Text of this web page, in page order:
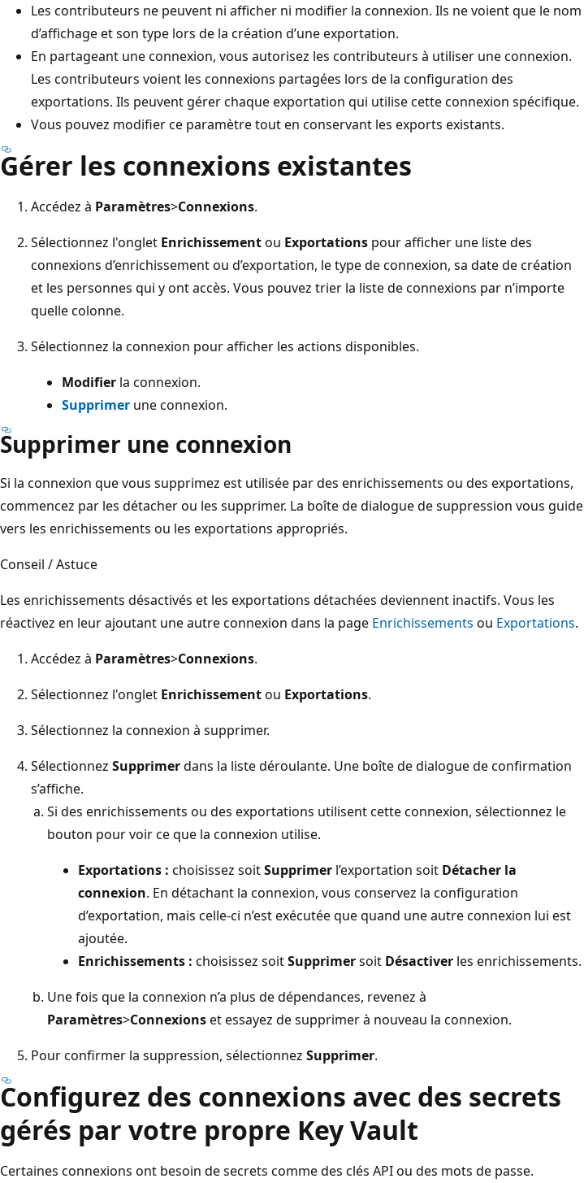
Les contributeurs ne peuvent ni afficher ni modifier la connexion. Ils ne voient que le nom
d’affichage et son type lors de la création d’une exportation.
En partageant une connexion, vous autorisez les contributeurs à utiliser une connexion.
Les contributeurs voient les connexions partagées lors de la configuration des
exportations. Ils peuvent gérer chaque exportation qui utilise cette connexion spécifique.
Vous pouvez modifier ce paramètre tout en conservant les exports existants.
Gérer les connexions existantes
Accédez à Paramètres>Connexions.
Sélectionnez l'onglet Enrichissementou Exportations pour afficher une liste des
connexions d’enrichissement ou d’exportation, le type de connexion, sa date de création
et les personnes qui y ont accès. Vous pouvez trier la liste de connexions par n’importe
quelle colonne.
Sélectionnez la connexion pour afficher les actions disponibles.
Modifier la connexion.
Supprimer une connexion.
Supprimer une connexion
Si la connexion que vous supprimez est utilisée par des enrichissements ou des exportations,
commencez par les détacher ou les supprimer. La boîte de dialogue de suppression vous guide
vers les enrichissements ou les exportations appropriés.
Conseil / Astuce
Les enrichissements désactivés et les exportations détachées deviennent inactifs. Vous les
réactivez en leur ajoutant une autre connexion dans la page Enrichissements ou Exportations.
Accédez à Paramètres>Connexions.
Sélectionnez l'onglet Enrichissementou Exportations.
Sélectionnez la connexion à supprimer.
Sélectionnez Supprimerdans la liste déroulante. Une boîte de dialogue de confirmation
s’affiche.
Si des enrichissements ou des exportations utilisent cette connexion, sélectionnez le
bouton pour voir ce que la connexion utilise.
Exportations : choisissez soitSupprimer l’exportation soit Détacher la
connexion. En détachant la connexion, vous conservez la configuration
d’exportation, mais celle-ci n’est exécutée que quand une autre connexion lui est
ajoutée.
Enrichissements : choisissez soitSupprimersoit Désactiver les enrichissements.
Une fois que la connexion n’a plus de dépendances, revenez à
Paramètres>Connexionset essayez de supprimer à nouveau la connexion.
Pour confirmer la suppression, sélectionnez Supprimer.
Configurez des connexions avec des secrets
gérés par votre propre Key Vault
Certaines connexions ont besoin de secrets comme des clés API ou des mots de passe.